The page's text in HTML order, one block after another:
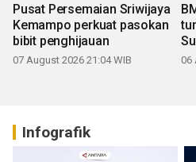
Pusat Persemaian Sriwijaya
Kemampo perkuat pasokan
bibit penghijauan
07 August 2026 21:04 WIB 06
Infografik